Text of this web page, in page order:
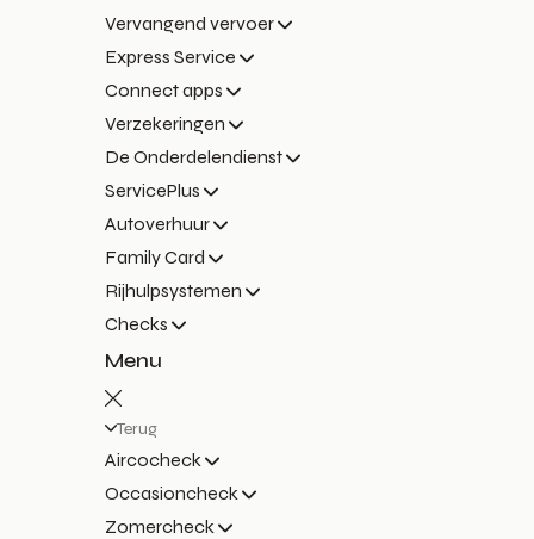
Vervangend vervoer
Express Service
Connect apps
Verzekeringen
De Onderdelendienst
ServicePlus
Autoverhuur
Family Card
Rijhulpsystemen
Checks
Menu
Terug
Aircocheck
Occasioncheck
Zomercheck